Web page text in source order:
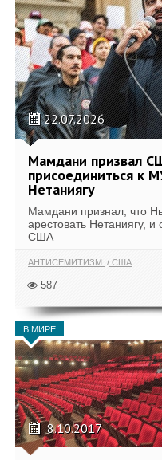
22.07.2026
Мамдани призвал
присоединиться к
Нетаниягу
Мамдани признал, что
арестовать Нетаниягу, и
США
АНТИСЕМИТИЗМ США
587
В МИРЕ
8.10.2017